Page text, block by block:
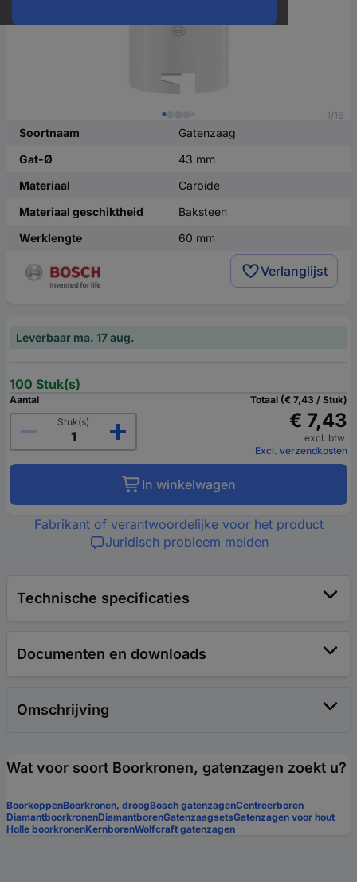
1/16
Soortnaam
Gatenzaag
Gat-Ø
43 mm
Materiaal
Carbide
Materiaal geschiktheid
Baksteen
Werklengte
60 mm
Verlanglijst
Leverbaar ma. 17 aug.
100 Stuk(s)
Aantal
Stuk(s)
Totaal (€ 7,43 / Stuk)
€ 7,43
excl. btw
Excl. verzendkosten
In winkelwagen
Fabrikant of verantwoordelijke voor het product
Juridisch probleem melden
Technische specificaties
Documenten en downloads
Omschrijving
Wat voor soort Boorkronen, gatenzagen zoekt u?
BoorkoppenBoorkronen, droogBosch gatenzagenCentreerboren
DiamantboorkronenDiamantborenGatenzaagsetsGatenzagen voor hout
Holle boorkronenKernborenWolfcraft gatenzagen